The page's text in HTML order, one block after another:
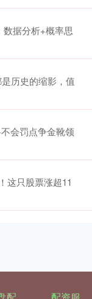
数据分析+概率思
历史的缩影，值
会罚点争金靴领
这只股票涨超11